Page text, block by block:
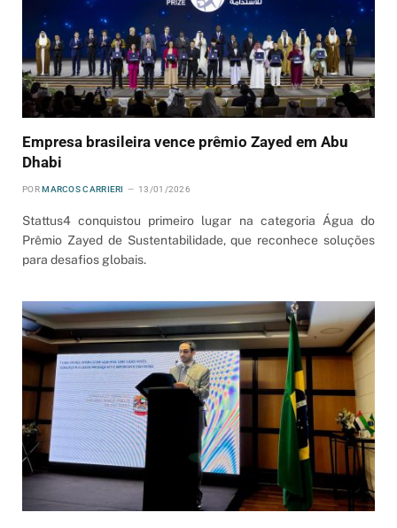
Empresa brasileira vence prêmio Zayed em Abu
Dhabi
POR MARCOS CARRIERI 13/01/2026
Stattus4 conquistou primeiro lugar na categoria Água do
Prêmio Zayed de Sustentabilidade, que reconhece soluções
para desafios globais.